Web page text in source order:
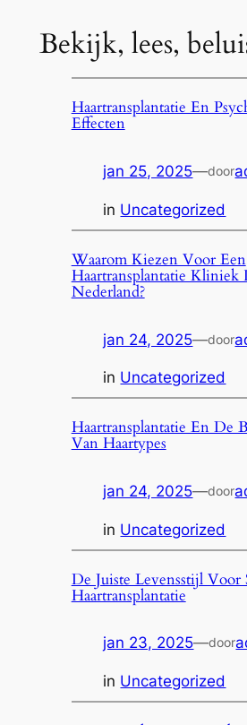
Bekijk, lees,
Haartransplantatie En
Effecten
jan 25, 2025—door
in Uncategorized
Waarom Kiezen Voor Een
Haartransplantatie Kliniek
Nederland?
jan 24, 2025—door
in Uncategorized
Haartransplantatie En De
Van Haartypes
jan 24, 2025—door
in Uncategorized
De Juiste Levensstijl Voor
Haartransplantatie
jan 23, 2025—door
in Uncategorized